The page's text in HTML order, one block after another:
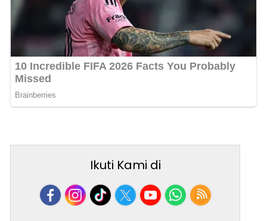
Ikuti Kami di